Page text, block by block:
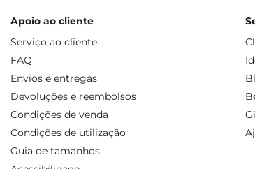
Apoio ao cliente
Serviço ao cliente
FAQ
Envios e entregas
Devoluções e reembolsos
Condições de venda
Condições de utilização
Guia de tamanhos